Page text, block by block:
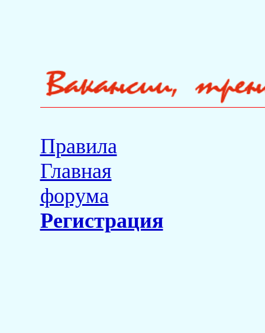
Правила
Главная
форума
Регистрация